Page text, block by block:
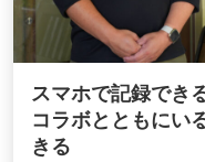
スマホで記録でき
コラボとともにい
きる